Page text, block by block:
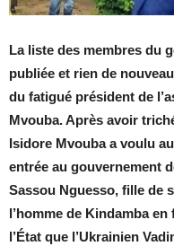
La liste des membres du
publiée et rien de
du fatigué président de
Mvouba. Après avoir
Isidore Mvouba a voulu
entrée au gouvernement
Sassou Nguesso, fille de
l’homme de Kindamba
l’État que l’Ukrainien